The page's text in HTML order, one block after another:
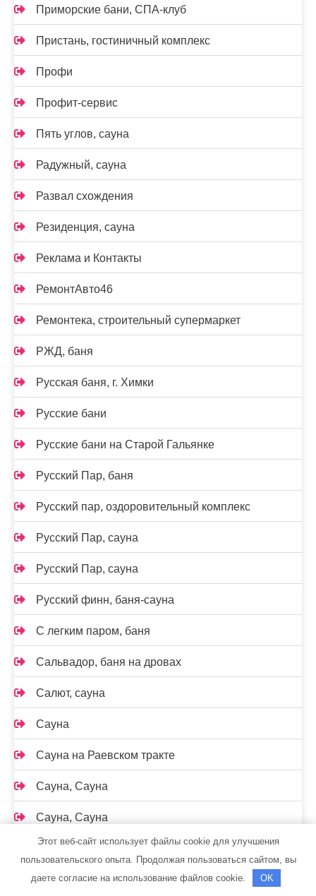
Приморские бани, СПА-клуб
Пристань, гостиничный комплекс
Профи
Профит-сервис
Пять углов, сауна
Радужный, сауна
Развал схождения
Резиденция, сауна
Реклама и Контакты
РемонтАвто46
Ремонтека, строительный супермаркет
РЖД, баня
Русская баня, г. Химки
Русские бани
Русские бани на Старой Гальянке
Русский Пар, баня
Русский пар, оздоровительный комплекс
Русский Пар, сауна
Русский Пар, сауна
Русский финн, баня-сауна
С легким паром, баня
Сальвадор, баня на дровах
Салют, сауна
Сауна
Сауна на Раевском тракте
Сауна, Сауна
Сауна, Сауна
Сауна, Сауна
Саунов, сауна
Этот веб-сайт использует файлы cookie для улучшения
пользовательского опыта. Продолжая пользоваться сайтом, вы
даете согласие на использование файлов cookie.
OK